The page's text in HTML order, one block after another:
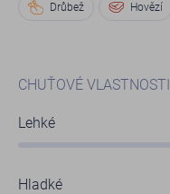
Drůbež Hovězí
CHUŤOVÉ VLASTNOSTI
Lehké
Hladké